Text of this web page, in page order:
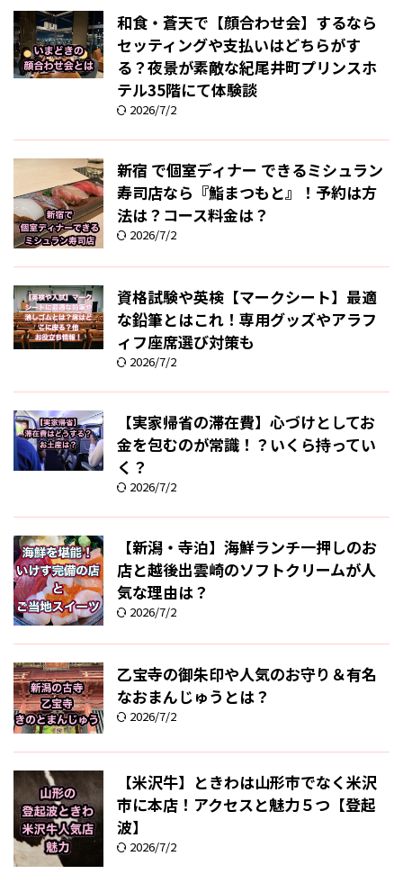
和食・蒼天で【顔合わせ会】するなら
セッティングや支払いはどちらがす
る？夜景が素敵な紀尾井町プリンスホ
テル35階にて体験談
2026/7/2
新宿 で個室ディナー できるミシュラン
寿司店なら『鮨まつもと』！予約は方
法は？コース料金は？
2026/7/2
資格試験や英検【マークシート】最適
な鉛筆とはこれ！専用グッズやアラフ
ィフ座席選び対策も
2026/7/2
【実家帰省の滞在費】心づけとしてお
金を包むのが常識！？いくら持ってい
く？
2026/7/2
【新潟・寺泊】海鮮ランチ一押しのお
店と越後出雲崎のソフトクリームが人
気な理由は？
2026/7/2
乙宝寺の御朱印や人気のお守り＆有名
なおまんじゅうとは？
2026/7/2
【米沢牛】ときわは山形市でなく米沢
市に本店！アクセスと魅力５つ【登起
波】
2026/7/2